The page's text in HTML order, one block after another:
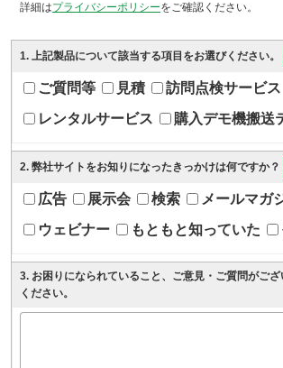
詳細はプライバシーポリシーをご確認ください。
1. 上記製品について該当する項目をお選びください。
ご質問等 見積
訪問点検サービス
レンタルサービス
購入デモ機搬送
2. 弊社サイトをお知りになったきっかけは何ですか？
広告 展示会 検索
メールマガ
ウェビナー
もともと知っていた
3. お困りになられていること、ご意見・ご質問がご
ください。